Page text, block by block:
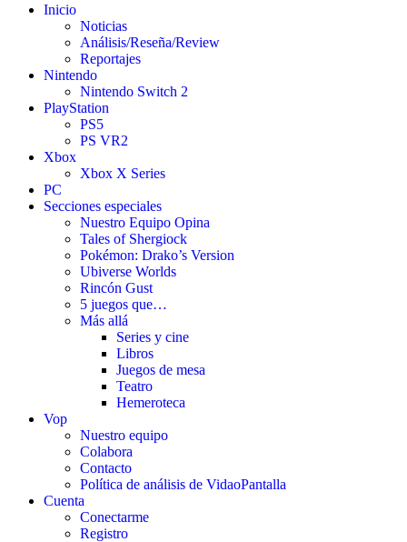
Inicio
Noticias
Análisis/Reseña/Review
Reportajes
Nintendo
Nintendo Switch 2
PlayStation
PS5
PS VR2
Xbox
Xbox X Series
PC
Secciones especiales
Nuestro Equipo Opina
Tales of Shergiock
Pokémon: Drako’s Version
Ubiverse Worlds
Rincón Gust
5 juegos que…
Más allá
Series y cine
Libros
Juegos de mesa
Teatro
Hemeroteca
Vop
Nuestro equipo
Colabora
Contacto
Política de análisis de VidaoPantalla
Cuenta
Conectarme
Registro